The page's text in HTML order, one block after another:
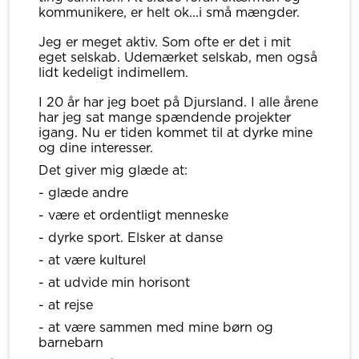
kommunikere, er helt ok...i små mængder.
Jeg er meget aktiv. Som ofte er det i mit
eget selskab. Udemærket selskab, men også
lidt kedeligt indimellem.
I 20 år har jeg boet på Djursland. I alle årene
har jeg sat mange spændende projekter
igang. Nu er tiden kommet til at dyrke mine
og dine interesser.
Det giver mig glæde at:
- glæde andre
- være et ordentligt menneske
- dyrke sport. Elsker at danse
- at være kulturel
- at udvide min horisont
- at rejse
- at være sammen med mine børn og
barnebarn